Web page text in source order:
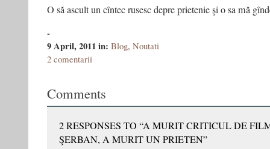
O să ascult un cîntec rusesc depre prietenie şi o sa mă
-
9 April, 2011in: Blog, Noutati
2 comentarii
Comments
2 RESPONSES TO “A MURIT CRITICUL DE
ŞERBAN, A MURIT UN PRIETEN”